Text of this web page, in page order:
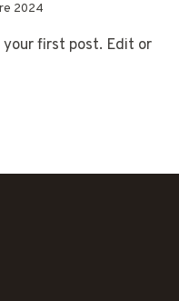
2024
your first post. Edit or